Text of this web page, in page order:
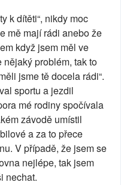
k dítěti“, nikdy moc
mě mají rádi anebo že
když jsem měl ve
problém, tak to
jsme tě docela rádi“.
sportu a jezdil
mé rodiny spočívala
závodě umístil
a za to přece
V případě, že jsem se
nejlépe, tak jsem
nechat.